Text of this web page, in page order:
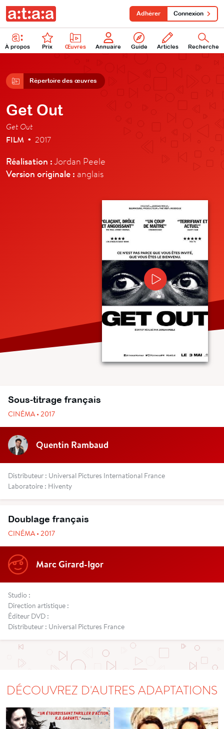
À propos Prix Œuvres Annuaire Guide Articles Recherche
Adhérer Connexion
Répertoire des œuvres
Get Out
Get Out
FILM • 2017
Réalisation :Jordan Peele
Version originale : anglais
Sous-titrage français
CINÉMA • 2017
Quentin Rambaud
Distributeur : Universal Pictures International France
Laboratoire : Hiventy
Doublage français
CINÉMA • 2017
Marc Girard-Igor
Studio :
Direction artistique :
Éditeur DVD :
Distributeur : Universal Pictures France
DÉCOUVREZ D'AUTRES ADAPTATIONS